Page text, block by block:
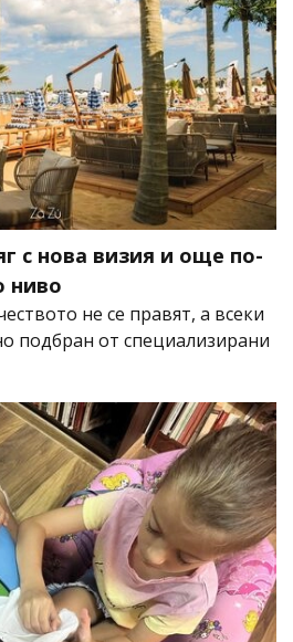
с нова визия и още по-
ниво
не се правят, а всеки
подбран от специализирани